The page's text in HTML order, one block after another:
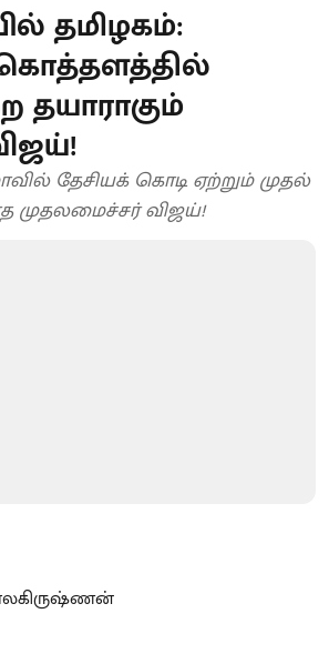
தமிழகம்:
தயாராகும்
தேசியக் கொடி ஏற்றும் முதல்
முதலமைச்சர் விஜய்!